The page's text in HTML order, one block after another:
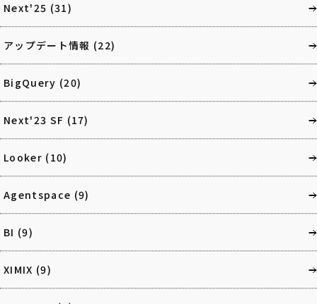
Next'25 (31)
アップデート情報 (22)
BigQuery (20)
Next'23 SF (17)
Looker (10)
Agentspace (9)
BI (9)
XIMIX (9)